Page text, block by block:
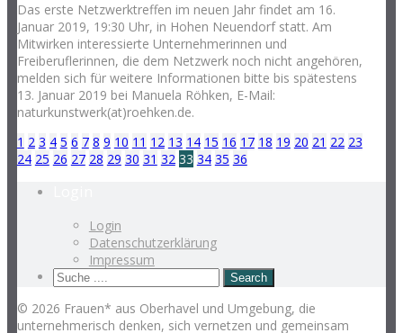
Das erste Netzwerktreffen im neuen Jahr findet am 16.
Januar 2019, 19:30 Uhr, in Hohen Neuendorf statt. Am
Mitwirken interessierte Unternehmerinnen und
Freiberuflerinnen, die dem Netzwerk noch nicht angehören,
melden sich für weitere Informationen bitte bis spätestens
13. Januar 2019 bei Manuela Röhken, E-Mail:
naturkunstwerk(at)roehken.de.
1 2 3 4 5 6 7 8 9 10 11 12 13 14 15 16 17 18 19 20 21 22 23
24 25 26 27 28 29 30 31 32 33 34 35 36
Login
Datenschutzerklärung
Impressum
© 2026 Frauen* aus Oberhavel und Umgebung, die
unternehmerisch denken, sich vernetzen und gemeinsam